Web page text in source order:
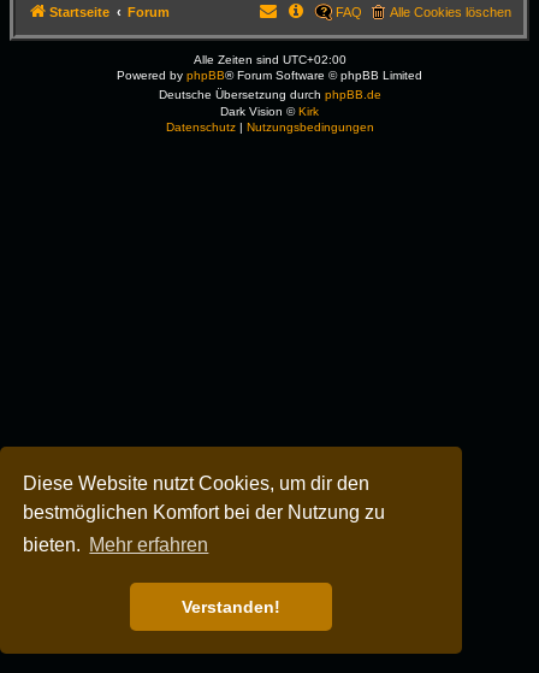
Diese Website nutzt Cookies, um dir den
bestmöglichen Komfort bei der Nutzung zu
bieten. Mehr erfahren
Verstanden!
Startseite Forum Alle Cookies löschen
FAQ
Alle Zeiten sind UTC+02:00
Powered by phpBB® Forum Software © phpBB Limited
Deutsche Übersetzung durch phpBB.de
Dark Vision ©Kirk
Datenschutz| Nutzungsbedingungen